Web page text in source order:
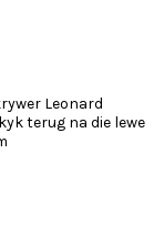
Leonard
terug na die lewe